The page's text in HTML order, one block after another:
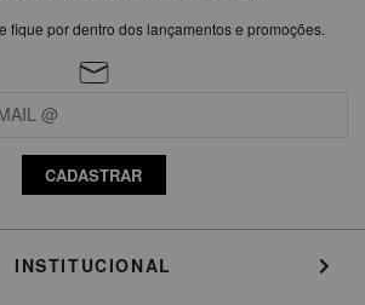
fique por dentro dos lançamentos e promoções.
CADASTRAR
INSTITUCIONAL